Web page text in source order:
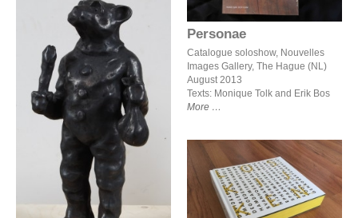
Personae
Catalogue soloshow, Nouvelles
Images Gallery, The Hague (NL)
August 2013
Texts: Monique Tolk and Erik Bos
More
Beeldentuin 2017,
Ravesteyn Heenvliet
LOSKIJKEN